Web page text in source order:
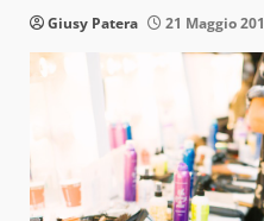
Giusy Patera 21 Maggio